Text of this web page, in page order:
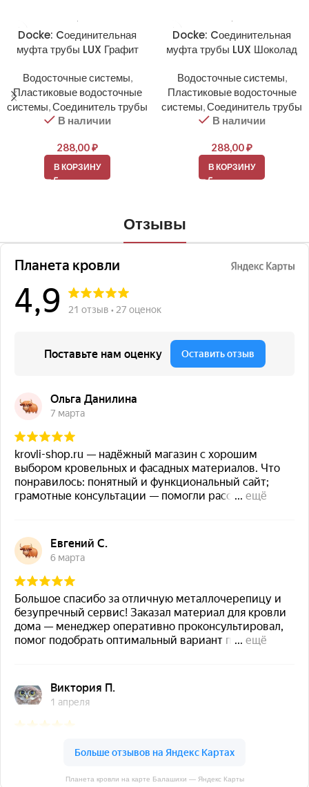
Docke: Cоединительная
муфта трубы LUX Графит
Водосточные системы
Пластиковые водосточные
системы Соединитель трубы
В наличии
288,00₽
В КОРЗИНУ
Docke: Cоединительная
муфта трубы LUX Шоколад
Водосточные системы
Пластиковые водосточные
системы Соединитель трубы
В наличии
288,00₽
В КОРЗИНУ
Отзывы
Планета кровли на карте Балашихи — Яндекс Карты